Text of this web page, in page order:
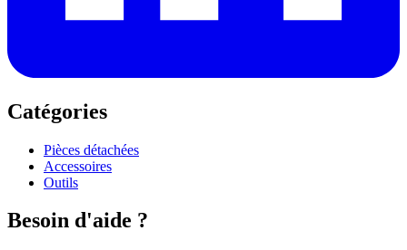
Catégories
Pièces détachées
Accessoires
Outils
Besoin d'aide ?